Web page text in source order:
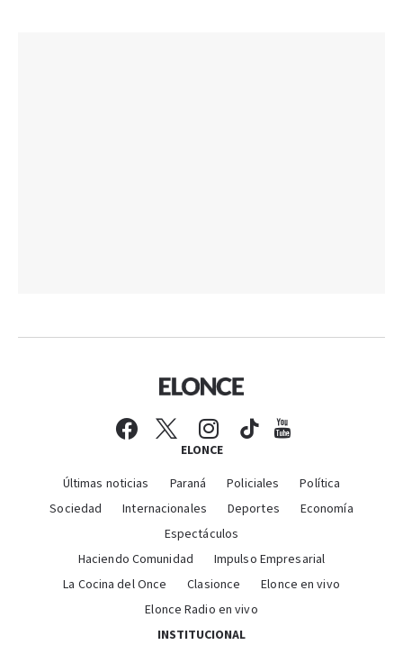
ELONCE
Últimas noticias Paraná Policiales
Política
Sociedad
Internacionales Deportes
Economía
Espectáculos
Haciendo Comunidad
Impulso Empresarial
La Cocina del Once
Clasionce
Elonce en vivo
Elonce Radio en vivo
INSTITUCIONAL